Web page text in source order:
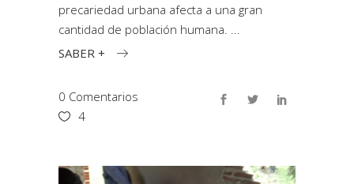
precariedad urbana afecta a una gran
cantidad de población humana.
SABER +
0 Comentarios
4